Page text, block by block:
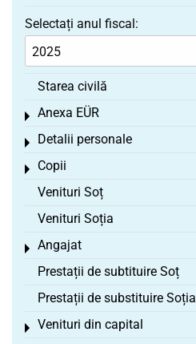
Selectați anul fiscal:
Starea civilă
Anexa EÜR
Toggle menu
Detalii personale
Toggle menu
Copii
Toggle menu
Venituri Soț
Venituri Soția
Angajat
Toggle menu
Prestații de subtituire Soț
Prestații de substituire Soția
Venituri din capital
Toggle menu